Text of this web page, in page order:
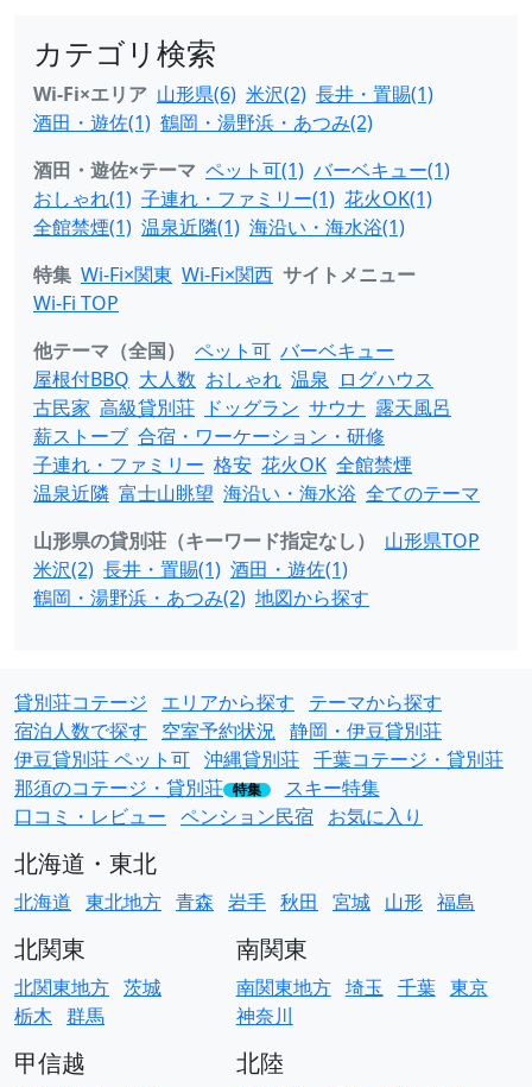
カテゴリ検索
Wi-Fi×エリア 山形県(6) 米沢(2) 長井・置賜(1)
酒田・遊佐(1) 鶴岡・湯野浜・あつみ(2)
酒田・遊佐×テーマ ペット可(1) バーベキュー(1)
おしゃれ(1) 子連れ・ファミリー(1) 花火OK(1)
全館禁煙(1) 温泉近隣(1) 海沿い・海水浴(1)
特集 Wi-Fi×関東 Wi-Fi×関西 サイトメニュー
Wi-Fi TOP
他テーマ（全国）
ペット可 バーベキュー
屋根付BBQ 大人数 おしゃれ 温泉 ログハウス
古民家 高級貸別荘 ドッグラン サウナ 露天風呂
薪ストーブ 合宿・ワーケーション・研修
子連れ・ファミリー 格安 花火OK 全館禁煙
温泉近隣 富士山眺望 海沿い・海水浴 全てのテーマ
山形県の貸別荘（キーワード指定なし）
山形県TOP
米沢(2) 長井・置賜(1) 酒田・遊佐(1)
鶴岡・湯野浜・あつみ(2) 地図から探す
貸別荘コテージ エリアから探す
テーマから探す
宿泊人数で探す
空室予約状況 静岡・伊豆貸別荘
伊豆貸別荘 ペット可 沖縄貸別荘 千葉コテージ・貸別荘
那須のコテージ・貸別荘 特集
スキー特集
口コミ・レビュー ペンション民宿 お気に入り
北海道・東北
北海道 東北地方 青森 岩手 秋田 宮城 山形 福島
北関東
北関東地方 茨城
栃木 群馬
南関東
南関東地方 埼玉 千葉 東京
神奈川
甲信越 北陸